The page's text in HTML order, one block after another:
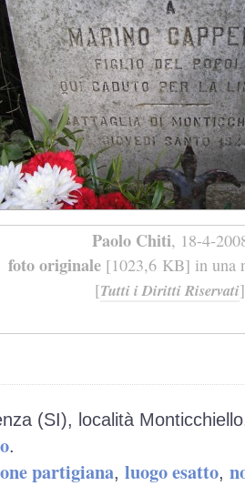
Paolo Chiti, 18-4-
foto originale[1023,6 KB] in una
[Tutti i Diritti Riservati]
(SI), località
.
partigiana, luogo esatto,